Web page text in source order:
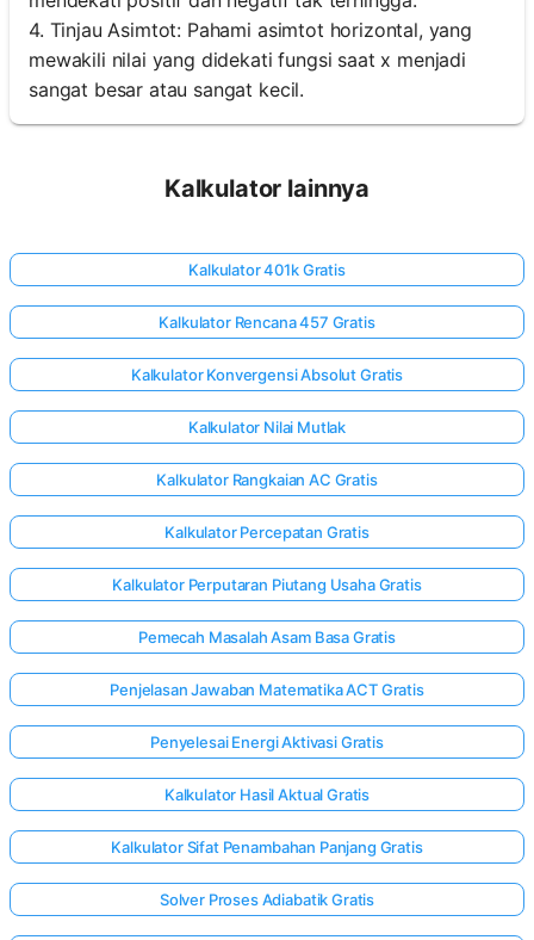
4. Tinjau Asimtot: Pahami asimtot horizontal, yang
mewakili nilai yang didekati fungsi saat x menjadi
sangat besar atau sangat kecil.
Kalkulator lainnya
Kalkulator 401k Gratis
Kalkulator Rencana 457 Gratis
Kalkulator Konvergensi Absolut Gratis
Kalkulator Nilai Mutlak
Kalkulator Rangkaian AC Gratis
Kalkulator Percepatan Gratis
Kalkulator Perputaran Piutang Usaha Gratis
Pemecah Masalah Asam Basa Gratis
Penjelasan Jawaban Matematika ACT Gratis
Penyelesai Energi Aktivasi Gratis
Kalkulator Hasil Aktual Gratis
Kalkulator Sifat Penambahan Panjang Gratis
Solver Proses Adiabatik Gratis